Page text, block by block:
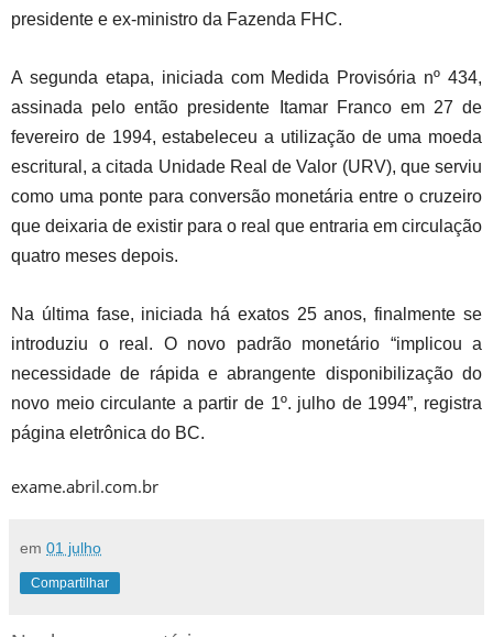
presidente e ex-ministro da Fazenda FHC.
A segunda etapa, iniciada com Medida Provisória nº 434,
assinada pelo então presidente Itamar Franco em 27 de
fevereiro de 1994, estabeleceu a utilização de uma moeda
escritural, a citada Unidade Real de Valor (URV), que serviu
como uma ponte para conversão monetária entre o cruzeiro
que deixaria de existir para o real que entraria em circulação
quatro meses depois.
Na última fase, iniciada há exatos 25 anos, finalmente se
introduziu o real. O novo padrão monetário “implicou a
necessidade de rápida e abrangente disponibilização do
novo meio circulante a partir de 1º. julho de 1994”, registra
página eletrônica do BC.
exame.abril.com.br
em 01 julho
Compartilhar